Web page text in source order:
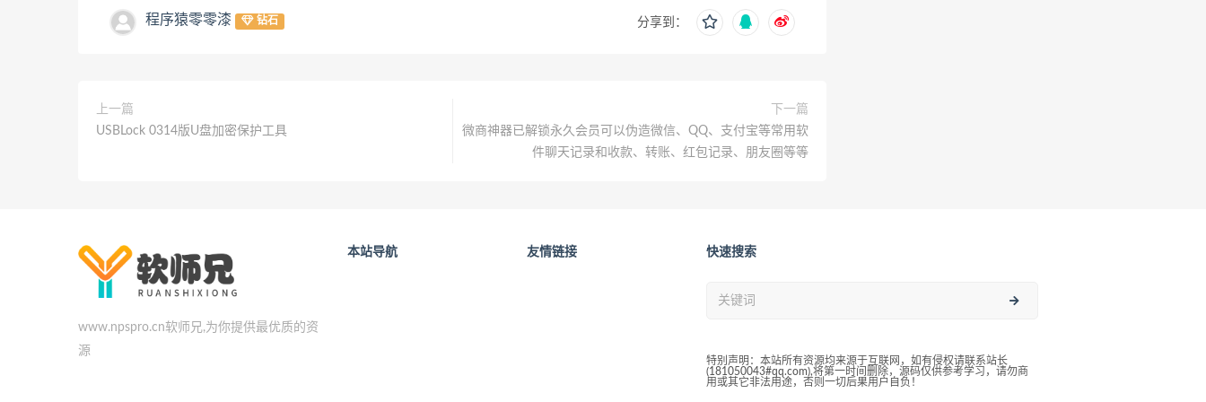
程序猿零零漆 钻石 分享到：
上一篇
USBLock 0314版U盘加密保护工具
下一篇
微商神器已解锁永久会员可以伪造微信、QQ、支付宝等常用软
件聊天记录和收款、转账、红包记录、朋友圈等等
www.npspro.cn软师兄,为你提供最优质的资
源
本站导航 友情链接 快速搜索
特别声明：本站所有资源均来源于互联网，如有侵权请联系站长
(181050043#qq.com),将第一时间删除，源码仅供参考学习，请勿商
用或其它非法用途，否则一切后果用户自负！